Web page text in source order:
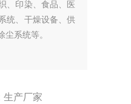
、印染、食品、医
统、干燥设备、供
系统等。
生产厂家